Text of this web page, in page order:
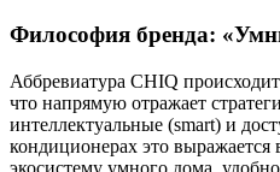
Философия бренда:
Аббревиатура CHIQ
что напрямую отражает
интеллектуальные (smart) и
кондиционерах это
экосистему умного дома,